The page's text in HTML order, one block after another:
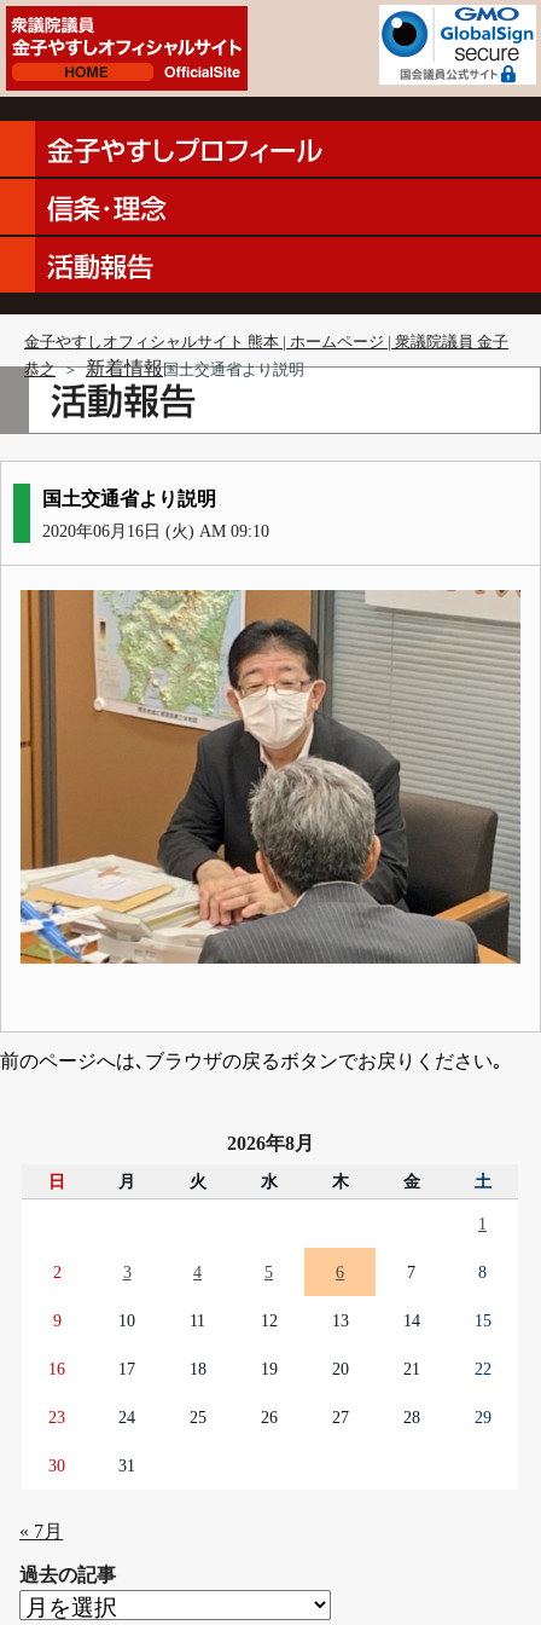
金子やすしオフィシャルサイト 熊本 | ホームページ | 衆議院議員 金子
恭之 ＞ 新着情報国土交通省より説明
国土交通省より説明
2020年06月16日 (火) AM 09:10
前のページへは､ブラウザの戻るボタンでお戻りください｡
2026年8月
日 月 火 水 木 金 土
1
2 3 4 5 6 7 8
9 10 11 12 13 14 15
16 17 18 19 20 21 22
23 24 25 26 27 28 29
30 31
« 7月
過去の記事
過